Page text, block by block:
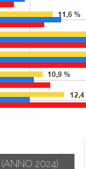
(ANNO 2024)